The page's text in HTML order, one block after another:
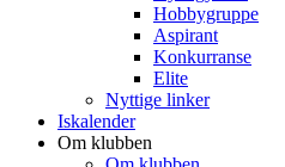
Hobbygruppe
Aspirant
Konkurranse
Elite
Nyttige linker
Iskalender
Om klubben